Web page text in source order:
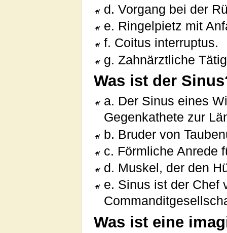
d. Vorgang bei der
e. Ringelpietz mit
f. Coitus interruptus.
g. Zahnärztliche
Was ist der
a. Der Sinus eines
Gegenkathete zur
b. Bruder von
c. Förmliche Anrede
d. Muskel, der den
e. Sinus ist der Chef
Was ist eine